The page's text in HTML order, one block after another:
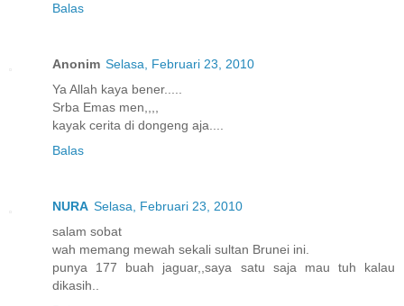
Balas
Anonim Selasa, Februari 23, 2010
Ya Allah kaya bener.....
Srba Emas men,,,,
kayak cerita di dongeng aja....
Balas
NURA Selasa, Februari 23, 2010
salam sobat
wah memang mewah sekali sultan Brunei ini.
punya 177 buah jaguar,,saya satu saja mau tuh kalau
dikasih..